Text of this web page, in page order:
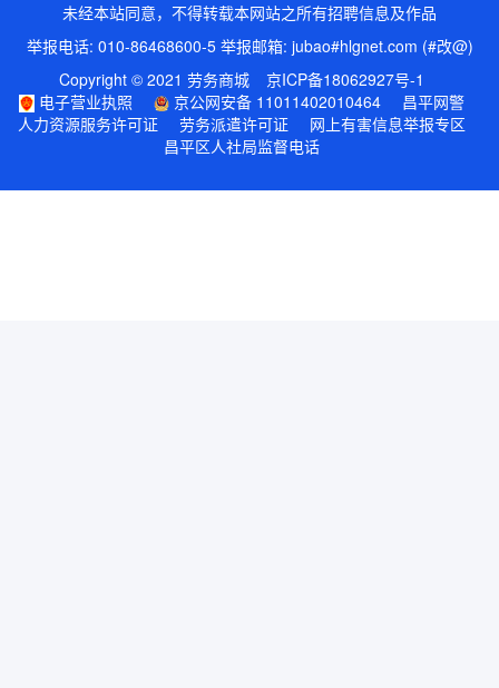
未经本站同意，不得转载本网站之所有招聘信息及作品
举报电话: 010-86468600-5 举报邮箱: jubao#hlgnet.com (#改@)
Copyright © 2021 劳务商城
京ICP备18062927号-1
电子营业执照
京公网安备 11011402010464
昌平网警
人力资源服务许可证
劳务派遣许可证
网上有害信息举报专区
昌平区人社局监督电话